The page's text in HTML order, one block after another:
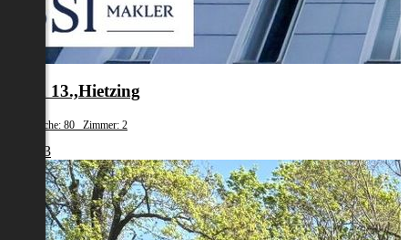
Wien 13.,Hietzing
Wohnfläche: 80 Zimmer: 2
€ 1.493